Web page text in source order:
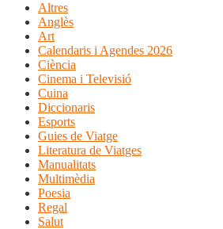
Altres
Anglès
Art
Calendaris i Agendes 2026
Ciència
Cinema i Televisió
Cuina
Diccionaris
Esports
Guies de Viatge
Literatura de Viatges
Manualitats
Multimèdia
Poesia
Regal
Salut